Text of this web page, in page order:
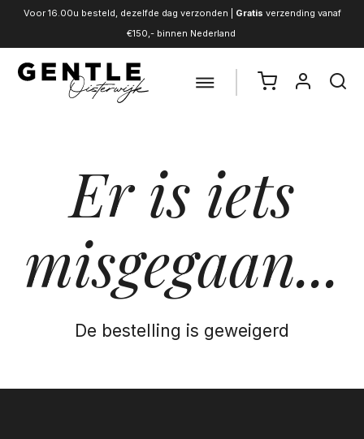
Voor 16.00u besteld, dezelfde dag verzonden | Gratis verzending vanaf
€150,- binnen Nederland
Er is iets
misgegaan...
De bestelling is geweigerd